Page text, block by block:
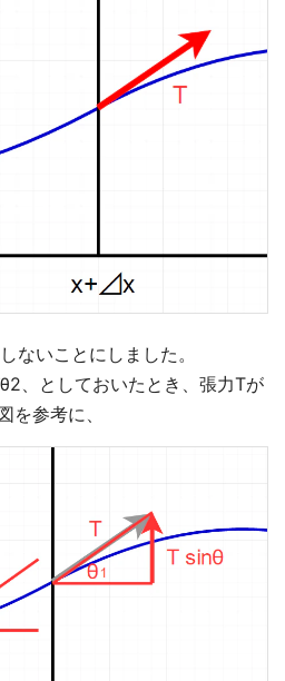
ないことにしました。
、としておいたとき、張力Tが
を参考に、